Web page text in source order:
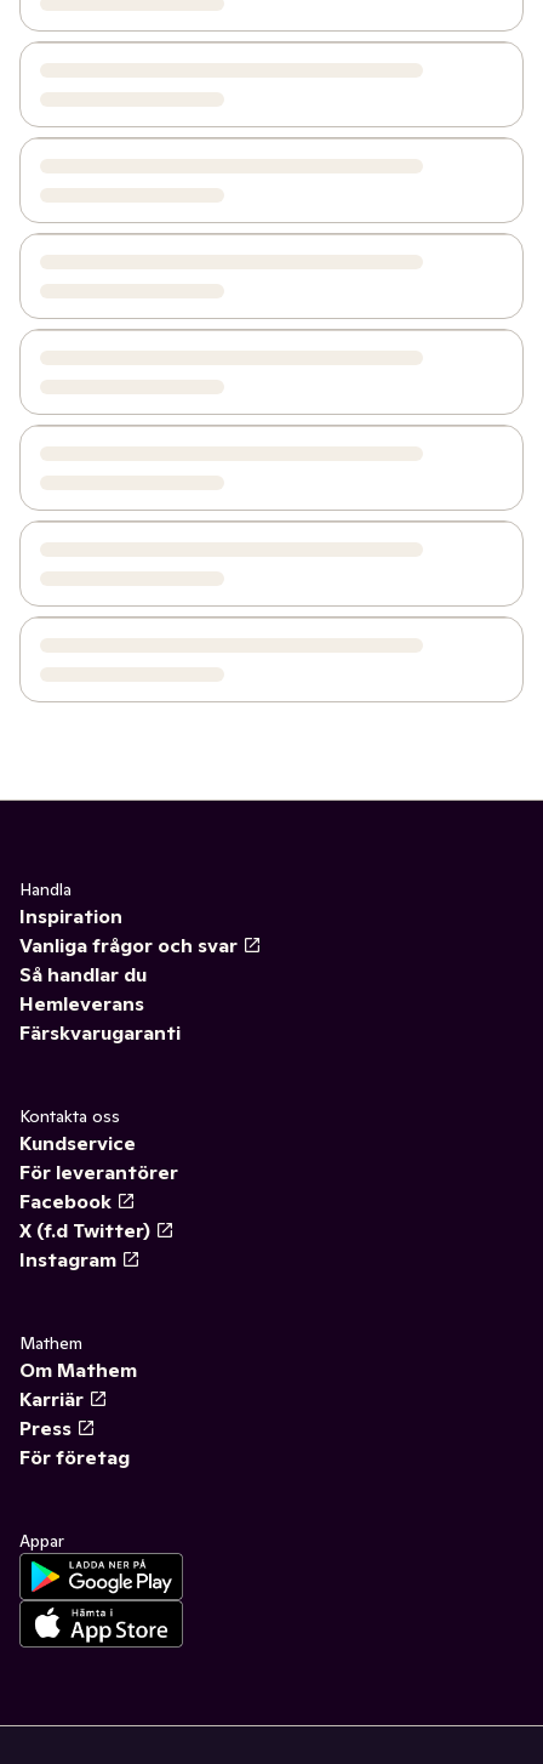
Handla
Inspiration
Vanliga frågor och svar
Så handlar du
Hemleverans
Färskvarugaranti
Kontakta oss
Kundservice
För leverantörer
Facebook
X (f.d Twitter)
Instagram
Mathem
Om Mathem
Karriär
Press
För företag
Appar